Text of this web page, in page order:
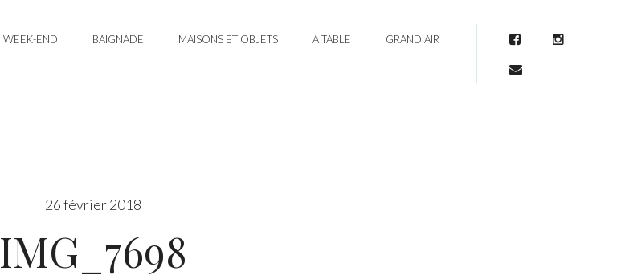
WEEK-END BAIGNADE MAISONS ET OBJETS A TABLE GRAND AIR FacebookInstagram
Mail
26 février 2018
IMG_7698